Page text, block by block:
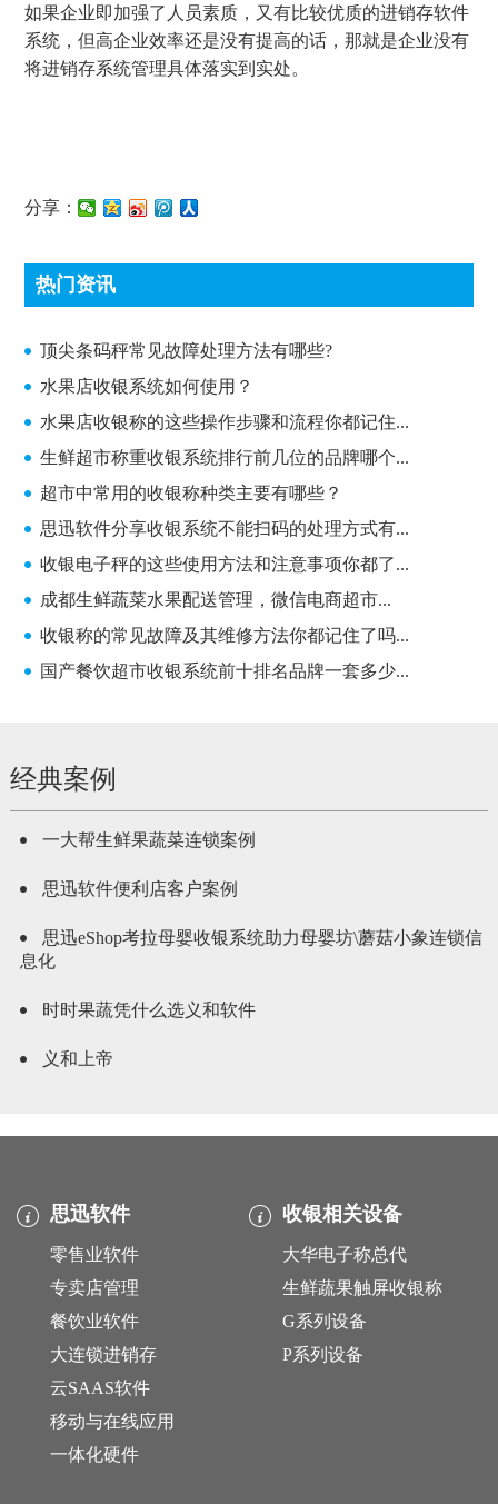
如果企业即加强了人员素质，又有比较优质的进销存软件
系统，但高企业效率还是没有提高的话，那就是企业没有
将进销存系统管理具体落实到实处。
分享：
热门资讯
顶尖条码秤常见故障处理方法有哪些?
顶尖条码秤常见故障处理方法有哪些?
水果店收银系统如何使用？
水果店收银称的这些操作步骤和流程你都记住...
生鲜超市称重收银系统排行前几位的品牌哪个...
超市中常用的收银称种类主要有哪些？
思迅软件分享收银系统不能扫码的处理方式有...
收银电子秤的这些使用方法和注意事项你都了...
成都生鲜蔬菜水果配送管理，微信电商超市...
收银称的常见故障及其维修方法你都记住了吗...
国产餐饮超市收银系统前十排名品牌一套多少...
经典案例
一大帮生鲜果蔬菜连锁案例
思迅软件便利店客户案例
思迅eShop考拉母婴收银系统助力母婴坊\蘑菇小象连锁信
息化
时时果蔬凭什么选义和软件
义和上帝
思迅软件
零售业软件
专卖店管理
餐饮业软件
大连锁进销存
云SAAS软件
移动与在线应用
一体化硬件
收银相关设备
大华电子称总代
生鲜蔬果触屏收银称
G系列设备
P系列设备